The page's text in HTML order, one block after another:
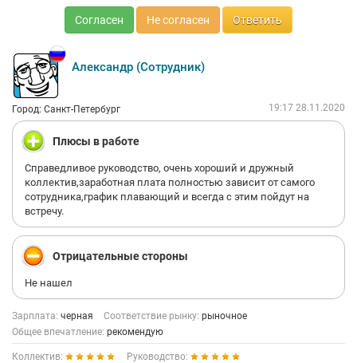
Согласен Не согласен Ответить
Александр (Сотрудник)
Город: Санкт-Петербург 19:17 28.11.2020
Плюсы в работе
Справедливое руководство, очень хороший и дружный
коллектив,заработная плата полностью зависит от самого
сотрудника,график плавающий и всегда с этим пойдут на
встречу.
Отрицательные стороны
Не нашел
Зарплата: черная Соответствие рынку: рыночное
Общее впечатление: рекомендую
Коллектив: Руководство: